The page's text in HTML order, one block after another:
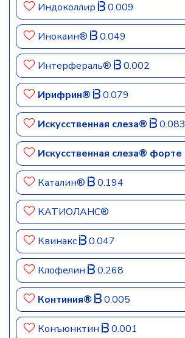
Индоколлир 0.009
Инокаин® 0.049
Интерфераль® 0.002
Ирифрин® 0.079
Искусственная слеза® 0.083
Искусственная слеза® форте
Каталин® 0.194
КАТИОЛАНС®
Квинакс 0.047
Клофелин 0.268
Континия® 0.005
Конъюнктин 0.001